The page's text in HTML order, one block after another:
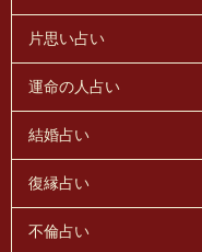
片思い占い
運命の人占い
結婚占い
復縁占い
不倫占い